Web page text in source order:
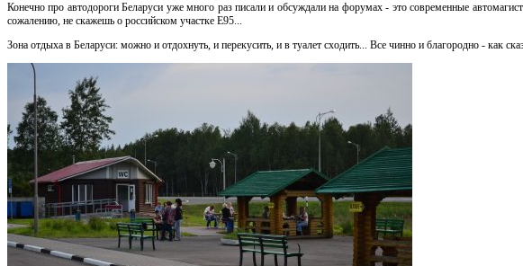
Конечно про автодороги Беларуси уже много раз писали и обсуждали на форумах - это современные
сожалению, не скажешь о российском участке Е95...
Зона отдыха в Беларуси: можно и отдохнуть, и перекусить, и в туалет сходить... Все чинно и благородно - как